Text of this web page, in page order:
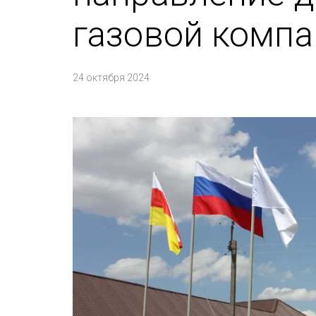
газовой
24 октября 2024